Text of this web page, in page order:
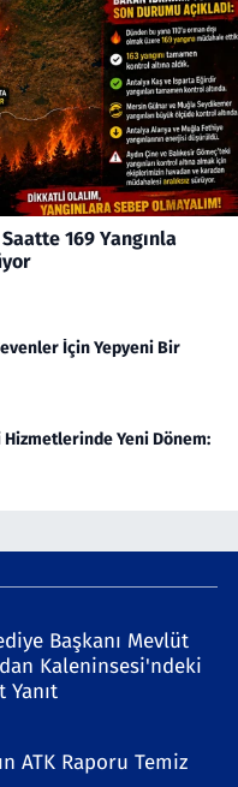
169 Yangınla
İçin Yepyeni Bir
Yeni Dönem:
Başkanı Mevlüt
Kaleninsesi'ndeki
Yanıt
ATK Raporu Temiz